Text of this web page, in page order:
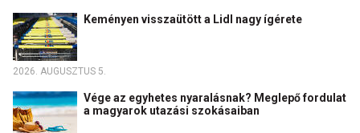
Keményen visszaütött a Lidl nagy ígérete
2026. AUGUSZTUS 5.
Vége az egyhetes nyaralásnak? Meglepő fordulat
a magyarok utazási szokásaiban